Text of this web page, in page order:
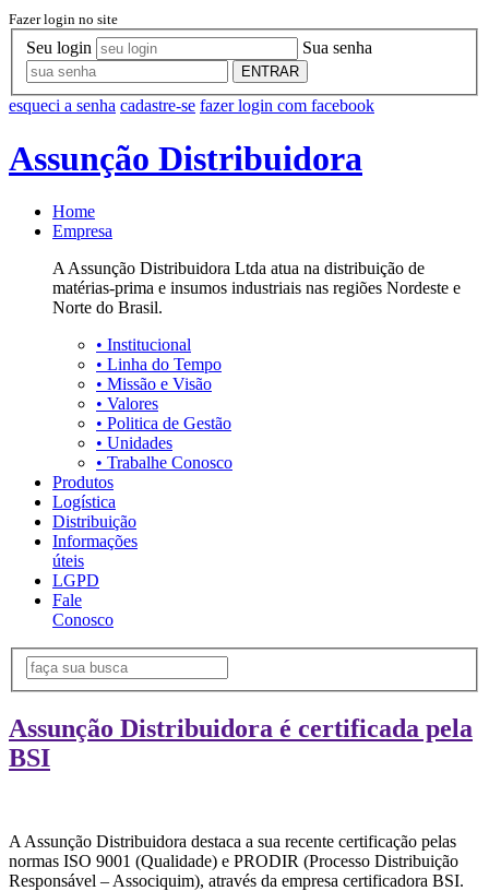
Fazer login no site
Seu login Sua senha
ENTRAR
esqueci a senha cadastre-se fazer login com facebook
Assunção Distribuidora
Home
Empresa
A Assunção Distribuidora Ltda atua na distribuição de
matérias-prima e insumos industriais nas regiões Nordeste e
Norte do Brasil.
• Institucional
• Linha do Tempo
• Missão e Visão
• Valores
• Politica de Gestão
• Unidades
• Trabalhe Conosco
Produtos
Logística
Distribuição
Informações
úteis
LGPD
Fale
Conosco
Assunção Distribuidora é certificada pela
BSI
A Assunção Distribuidora destaca a sua recente certificação pelas
normas ISO 9001 (Qualidade) e PRODIR (Processo Distribuição
Responsável – Associquim), através da empresa certificadora BSI.